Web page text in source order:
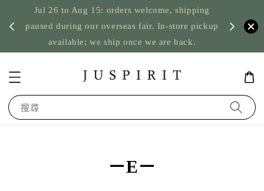
Jul 26 to Aug 15: orders welcome, shipping
paused during our overseas fair. In-store pickup
available; we ship once we are back.
US
搜尋
－E－